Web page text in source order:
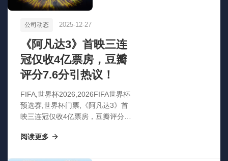
公司动态 2025-12-27
《阿凡达3》首映三连
冠仅收4亿票房，豆瓣
评分7.6分引热议！
FIFA,世界杯2026,2026FIFA世界杯
预选赛,世界杯门票,《阿凡达3》首
映三连冠仅收4亿票房，豆瓣评分7.6
阅读更多